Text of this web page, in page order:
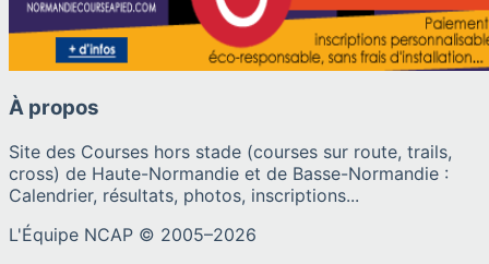
À propos
Site des Courses hors stade (courses sur route, trails,
cross) de Haute-Normandie et de Basse-Normandie :
Calendrier, résultats, photos, inscriptions...
L'Équipe NCAP © 2005–2026